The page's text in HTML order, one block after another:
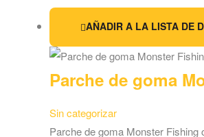
AÑADIR A LA LISTA DE
Parche de goma
Sin categorizar
Parche de goma Monster